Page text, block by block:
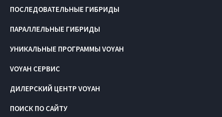
ПОИСК ПО САЙТУ
ПОСЛЕДОВАТЕЛЬНЫЕ ГИБРИДЫ
ПАРАЛЛЕЛЬНЫЕ ГИБРИДЫ
УНИКАЛЬНЫЕ ПРОГРАММЫ VOYAH
VOYAH СЕРВИС
ДИЛЕРСКИЙ ЦЕНТР VOYAH